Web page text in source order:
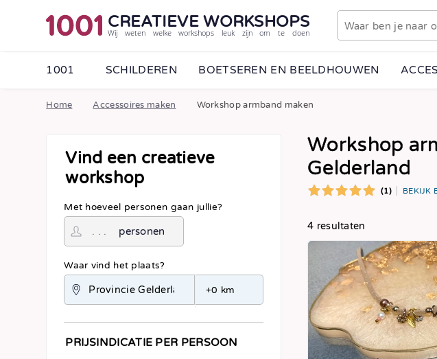
CREATIEVE WORKSHOPS
Wij weten welke workshops leuk zijn om te doen
1001 SCHILDEREN BOETSEREN EN BEELDHOUWEN
Home Accessoires maken Workshop armband maken
Vind een creatieve
workshop
Met hoeveel personen gaan jullie?
personen
Waar vind het plaats?
PRIJSINDICATIE PER PERSOON
Workshop
Gelderland
(1) BEKIJK
4 resultaten